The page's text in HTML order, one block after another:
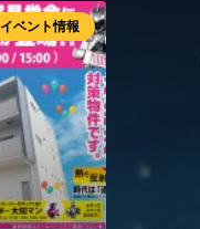
イベント情報